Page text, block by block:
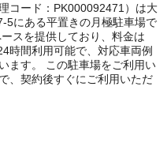
コード：PK000092471）は大
5にある平置きの月極駐車場で
スを提供しており、料金は
時間利用可能で、対応車両例
ます。 この駐車場をご利用い
、契約後すぐにご利用いただ